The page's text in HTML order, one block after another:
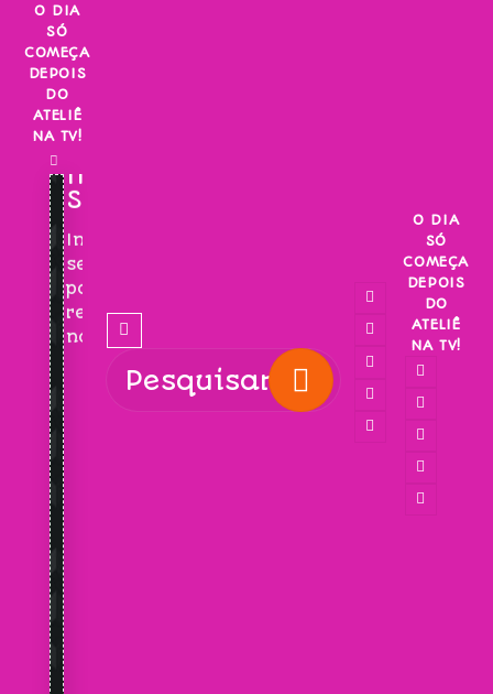
Skip
content
O DIA
SÓ
COMEÇA
DEPOIS
DO
ATELIÊ
NA TV!
INSCREVA-
SE!
Inscreva-
se
para
receber
novidades!
O DIA
SÓ
COMEÇA
DEPOIS
DO
ATELIÊ
NA TV!